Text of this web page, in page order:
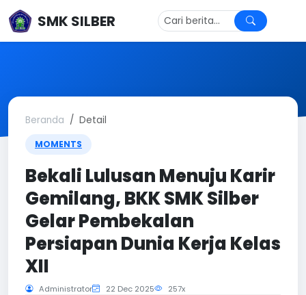
SMK SILBER
Beranda Detail
MOMENTS
Bekali Lulusan Menuju Karir
Gemilang, BKK SMK Silber
Gelar Pembekalan
Persiapan Dunia Kerja Kelas
XII
Administrator 22 Dec 2025 257x